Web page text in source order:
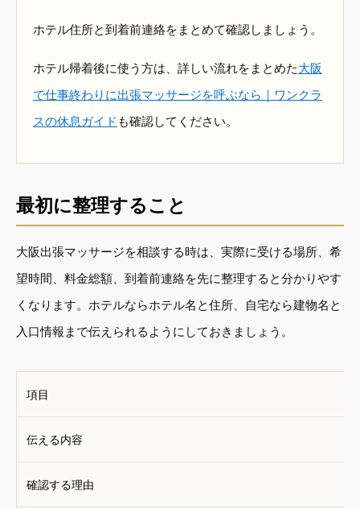
ホテル住所と到着前連絡をまとめて確認しましょう。
ホテル帰着後に使う方は、詳しい流れをまとめた大阪
で仕事終わりに出張マッサージを呼ぶなら｜ワンクラ
スの休息ガイド も確認してください。
最初に整理すること
大阪出張マッサージを相談する時は、実際に受ける場所、希
望時間、料金総額、到着前連絡を先に整理すると分かりやす
くなります。ホテルならホテル名と住所、自宅なら建物名と
入口情報まで伝えられるようにしておきましょう。
項目
伝える内容
確認する理由